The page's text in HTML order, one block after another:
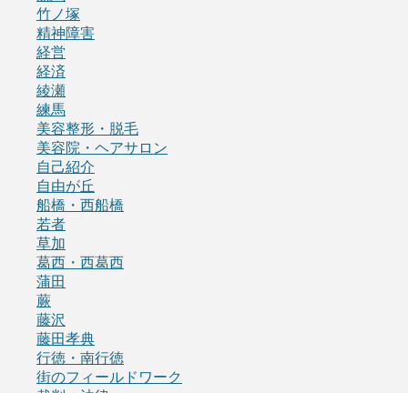
竹ノ塚
精神障害
経営
経済
綾瀬
練馬
美容整形・脱毛
美容院・ヘアサロン
自己紹介
自由が丘
船橋・西船橋
若者
草加
葛西・西葛西
蒲田
蕨
藤沢
藤田孝典
行徳・南行徳
街のフィールドワーク